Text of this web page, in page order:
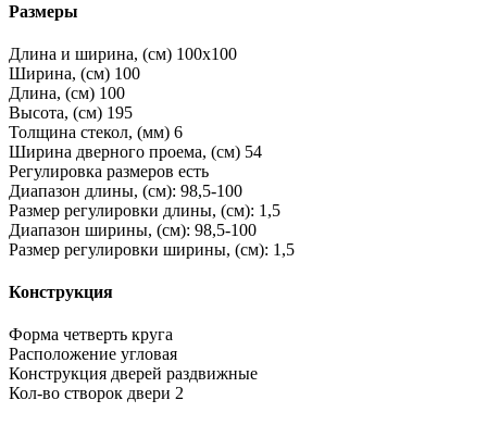
Размеры
Длина и ширина, (см) 100x100
Ширина, (см) 100
Длина, (см) 100
Высота, (см) 195
Толщина стекол, (мм) 6
Ширина дверного проема, (см) 54
Регулировка размеров есть
Диапазон длины, (см): 98,5-100
Размер регулировки длины, (см): 1,5
Диапазон ширины, (см): 98,5-100
Размер регулировки ширины, (см): 1,5
Конструкция
Форма четверть круга
Расположение угловая
Конструкция дверей раздвижные
Кол-во створок двери 2